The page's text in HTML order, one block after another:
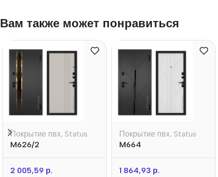
Вам также может понравиться
Покрытие пвх, Status
M626/2
2 005,59 р.
Покрытие пвх, Status
M664
1 864,93 р.